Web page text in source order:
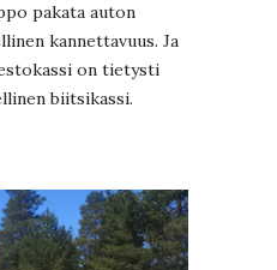
pakata auton
kannettavuus. Ja
on tietysti
biitsikassi.